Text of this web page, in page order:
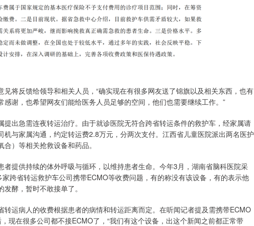
将反馈给领导和相关人员，“确实现在有很多网友送了锦旗以及相关东西，也有
谢，也希望网友们能给医务人员足够的空间，他们也需要继续工作。”
出急需连夜转运治疗。由于就诊医院无符合跨省转运条件的救护车，经家属请
与家属沟通，约定转运费2.8万元，分两次支付。江西省儿童医院派出两名医护
）等相关抢救设备和药品。
提供持续的体外呼吸与循环，以维持患者生命。今年3月，湖南省脑科医院采
跨省转运救护车公司携带ECMO等收费问题，有的称没有该设备，有的表示他
酵，暂时不敢接单了。
运病人的收费根据患者的病情和转运距离而定。在听闻记者提及需携带ECMO
现在很多公司都不接ECMO了，“我们有这个设备，出这个新闻之前都正常带